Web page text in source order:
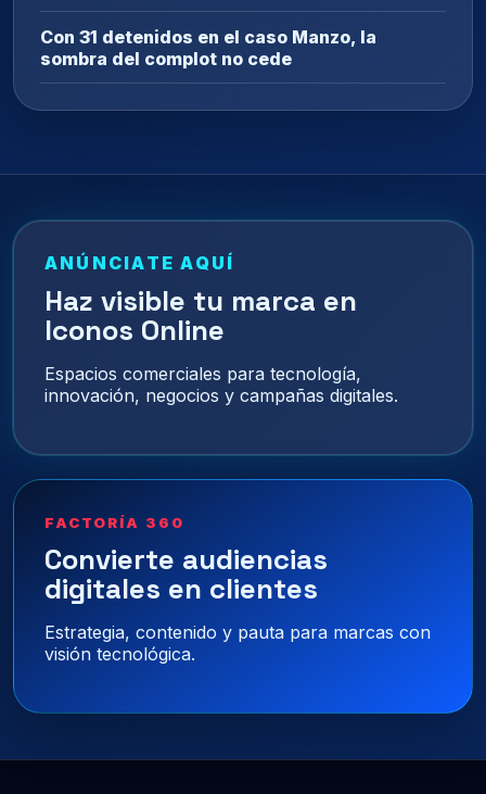
Con 31 detenidos en el caso Manzo, la
sombra del complot no cede
ANÚNCIATE AQUÍ
Haz visible tu marca en
Iconos Online
Espacios comerciales para tecnología,
innovación, negocios y campañas digitales.
FACTORÍA 360
Convierte audiencias
digitales en clientes
Estrategia, contenido y pauta para marcas con
visión tecnológica.